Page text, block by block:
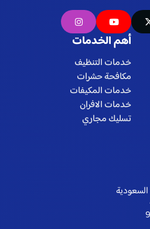
أهم الخدمات
خدمات التنظيف
مكافحة حشرات
خدمات المكيفات
خدمات الافران
تسليك مجاري